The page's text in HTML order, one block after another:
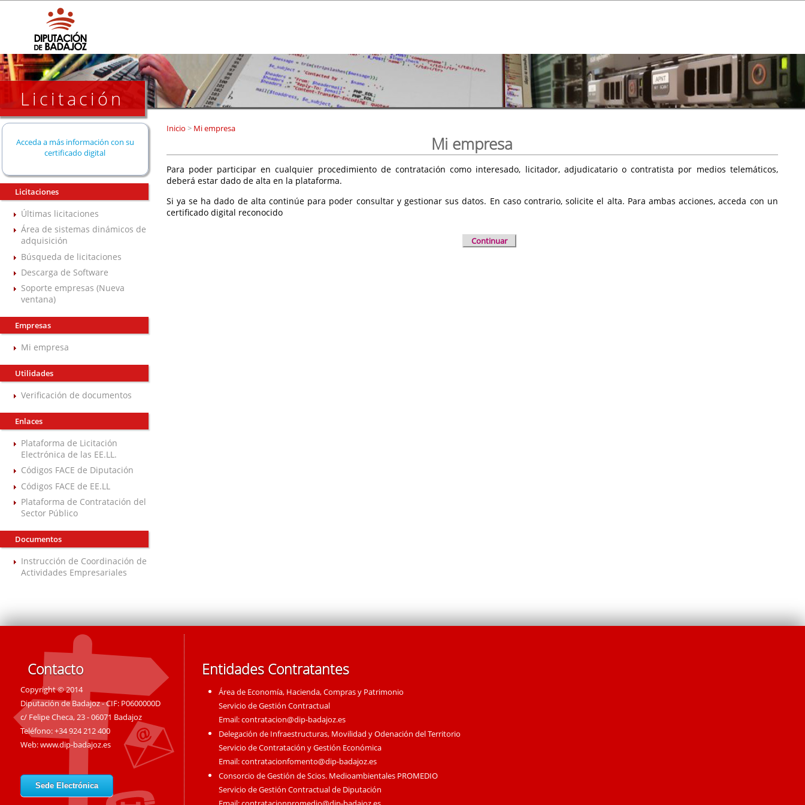
Licitación
Acceda a más información con su
certificado digital
Licitaciones
Últimas licitaciones
Área de sistemas dinámicos de
adquisición
Búsqueda de licitaciones
Descarga de Software
Soporte empresas (Nueva
ventana)
Empresas
Mi empresa
Utilidades
Verificación de documentos
Enlaces
Plataforma de Licitación
Electrónica de las EE.LL.
Códigos FACE de Diputación
Códigos FACE de EE.LL
Plataforma de Contratación del
Sector Público
Documentos
Instrucción de Coordinación de
Actividades Empresariales
Inicio >Mi empresa
Mi empresa
Para poder participar en cualquier procedimiento de contratación como interesado, licitador, adjudicatario o contratista por medios telemáticos,
deberá estar dado de alta en la plataforma.
Si ya se ha dado de alta continúe para poder consultar y gestionar sus datos. En caso contrario, solicite el alta. Para ambas acciones, acceda con un
certificado digital reconocido
Continuar
Contacto
Copyright © 2014
Diputación de Badajoz - CIF: P0600000D
c/ Felipe Checa, 23 - 06071 Badajoz
Teléfono: +34 924 212 400
Web:www.dip-badajoz.es
Sede Electrónica
Entidades Contratantes
Área de Economía, Hacienda, Compras y Patrimonio
Servicio de Gestión Contractual
Email:contratacion@dip-badajoz.es
Delegación de Infraestructuras, Movilidad y Odenación del Territorio
Servicio de Contratación y Gestión Económica
Email:contratacionfomento@dip-badajoz.es
Consorcio de Gestión de Scios. Medioambientales PROMEDIO
Servicio de Gestión Contractual de Diputación